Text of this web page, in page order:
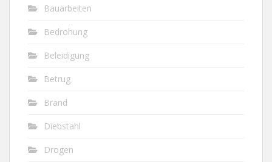
Bauarbeiten
Bedrohung
Beleidigung
Betrug
Brand
Diebstahl
Drogen